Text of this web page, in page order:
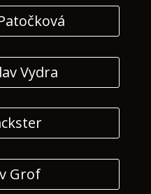
Vydra
Grof